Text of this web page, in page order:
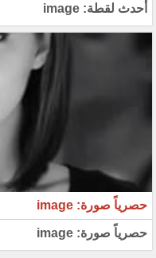
أحدث لقطة: image
حصرياً صورة: image
حصرياً صورة: image